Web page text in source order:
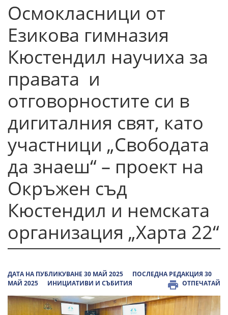
Осмокласници от
Езикова гимназия
Кюстендил научиха за
правата и
отговорностите си в
дигиталния свят, като
участници „Свободата
да знаеш“ – проект на
Окръжен съд
Кюстендил и немската
организация „Харта 22“
ДАТА НА ПУБЛИКУВАНЕ 30 МАЙ 2025
ПОСЛЕДНА РЕДАКЦИЯ 30
МАЙ 2025
ИНИЦИАТИВИ И СЪБИТИЯ ОТПЕЧАТАЙ